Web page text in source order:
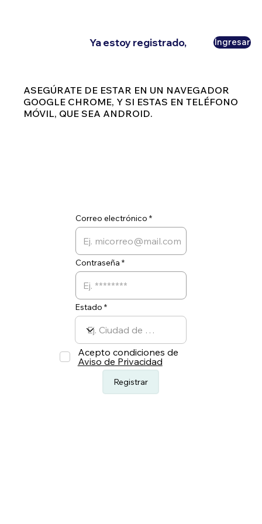
Ya estoy registrado, Ingresar
Registrar
Acepto condiciones de
Aviso de Privacidad
Estado
Contraseña
Correo electrónico
ASEGÚRATE DE ESTAR EN UN NAVEGADOR
GOOGLE CHROME, Y SI ESTAS EN TELÉFONO
MÓVIL, QUE SEA ANDROID.